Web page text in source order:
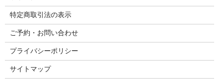
特定商取引法の表示
ご予約・お問い合わせ
プライバシーポリシー
サイトマップ